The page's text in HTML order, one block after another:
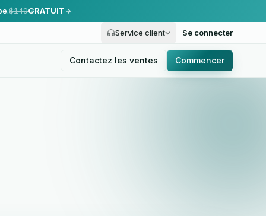
$149GRATUIT
Service client Se connecter
Contactez les ventes Commencer